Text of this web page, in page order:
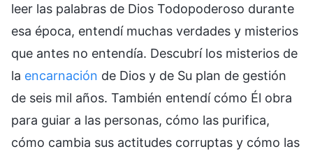
leer las palabras de Dios Todopoderoso durante
esa época, entendí muchas verdades y misterios
que antes no entendía. Descubrí los misterios de
la encarnación de Dios y de Su plan de gestión
de seis mil años. También entendí cómo Él obra
para guiar a las personas, cómo las purifica,
cómo cambia sus actitudes corruptas y cómo las